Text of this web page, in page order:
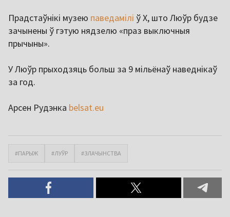
Прадстаўнікі музею паведамілі ў Х, што Люўр будзе
зачынены ў гэтую нядзелю «праз выключныя
прычыны».
У Люўр прыходзяць больш за 9 мільёнаў наведнікаў
за год.
Арсен Рудэнка belsat.eu
#ПАРЫЖ #ЛУЎР #ЗЛАЧЫНСТВА